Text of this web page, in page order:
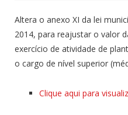
Altera o anexo XI da lei
2014, para reajustar o valor
exercício de atividade de
o cargo de nível superior
Clique aqui para